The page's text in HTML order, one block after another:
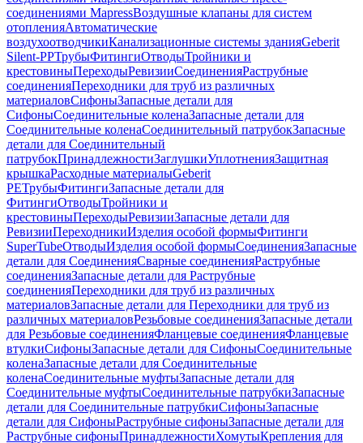
соединениями MapressВоздушные клапаны для систем
отопленияАвтоматические
воздухоотводчикиКанализационные системы зданияGeberit
Silent-PPТрубыФитингиОтводыТройники и
крестовиныПереходыРевизииСоединенияРаструбные
соединенияПереходники для труб из различных
материаловСифоныЗапасные детали для
СифоныСоединительные коленаЗапасные детали для
Соединительные коленаСоединительный патрубокЗапасные
детали для Соединительный
патрубокПринадлежностиЗаглушкиУплотненияЗащитная
крышкаРасходные материалыGeberit
PEТрубыФитингиЗапасные детали для
ФитингиОтводыТройники и
крестовиныПереходыРевизииЗапасные детали для
РевизииПереходникиИзделия особой формыФитинги
SuperTubeОтводыИзделия особой формыСоединенияЗапасные
детали для СоединенияСварные соединенияРаструбные
соединенияЗапасные детали для Раструбные
соединенияПереходники для труб из различных
материаловЗапасные детали для Переходники для труб из
различных материаловРезьбовые соединенияЗапасные детали
для Резьбовые соединенияФланцевые соединенияФланцевые
втулкиСифоныЗапасные детали для СифоныСоединительные
коленаЗапасные детали для Соединительные
коленаСоединительные муфтыЗапасные детали для
Соединительные муфтыСоединительные патрубкиЗапасные
детали для Соединительные патрубкиСифоныЗапасные
детали для СифоныРаструбные сифоныЗапасные детали для
Раструбные сифоныПринадлежностиХомутыКрепления для